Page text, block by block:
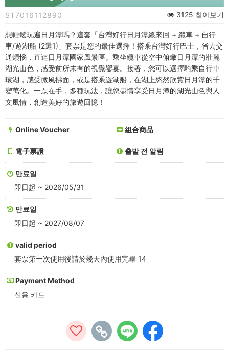
湖】
台
灣
好
行
日
月
潭
線
來
回
+
纜
車
+自
ST7016112890 3125 찾아보기
想輕鬆玩遍日月潭嗎？這套「台灣好行日月潭線來回 + 纜車 + 自行
車/遊湖船 (2選1)」套票是您的最佳選擇！搭乘台灣好行巴士，省去交
通煩惱，直達日月潭國家風景區。乘坐纜車從空中俯瞰日月潭的壯麗
湖光山色，感受前所未有的視覺饗宴。接著，您可以選擇騎乘自行車
環湖，感受微風拂面，或是搭乘遊湖船，在湖上悠然欣賞日月潭的千
變萬化。一票在手，多種玩法，讓您盡情享受日月潭的湖光山色與人
文風情，創造美好的旅遊回憶！
Online Voucher 組合商品
電子票證 출발 전 알림
만료일
即日起 ~ 2026/05/31
만료일
即日起 ~ 2027/08/07
valid period
套票第一次使用後請於幾天內使用完畢 14
Payment Method
신용 카드